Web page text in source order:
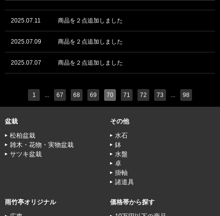
2025.07.11 商品を２点追加しました
2025.07.09 商品を２点追加しました
2025.07.07 商品を２点追加しました
1 67 68 69 70 71 72 73 98
盆栽
松柏盆栽
雑木・花物・実物盆栽
サツキ盆栽
その他
水石
鉢
水盤
卓
掛軸
諸道具
雨竹亭オリジナル
価格帯から探す